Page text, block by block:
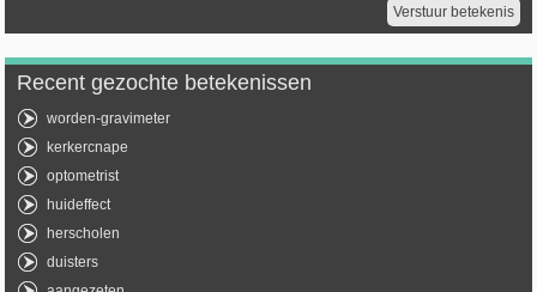
Recent gezochte betekenissen
worden-gravimeter
kerkercnape
optometrist
huideffect
herscholen
duisters